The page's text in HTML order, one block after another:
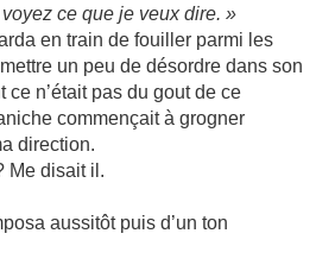
ce que je veux dire. »
en train de fouiller parmi les
un peu de désordre dans son
n’était pas du gout de ce
commençait à grogner
direction.
Me disait il.
aussitôt puis d’un ton